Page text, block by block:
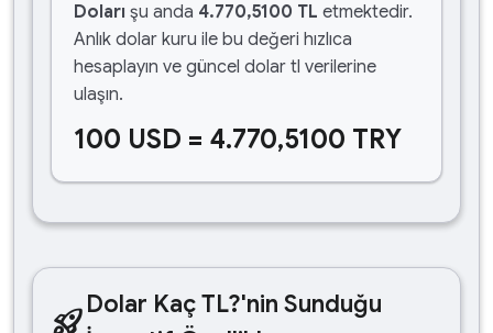
Doları şu anda 4.770,5100 TL etmektedir.
Anlık dolar kuru ile bu değeri hızlıca
hesaplayın ve güncel dolar tl verilerine
ulaşın.
100 USD = 4.770,5100 TRY
rocket_launchDolar Kaç TL?'nin Sunduğu